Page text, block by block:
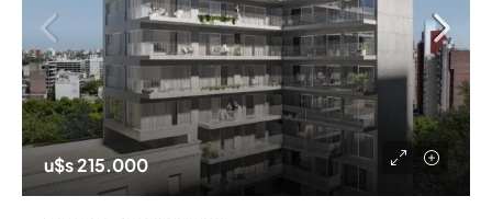
u$s 215.000